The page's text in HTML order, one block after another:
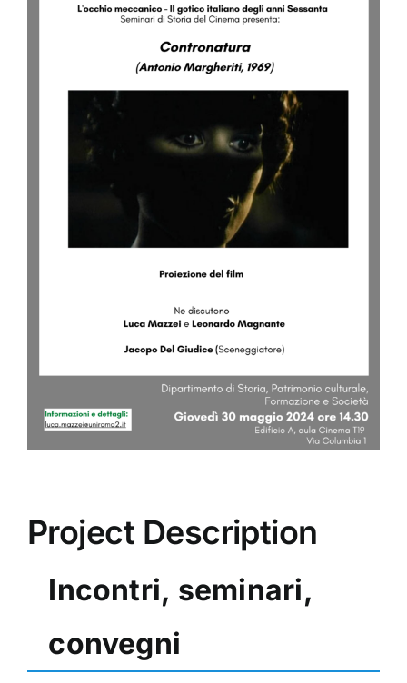
Project Description
Incontri, seminari,
convegni